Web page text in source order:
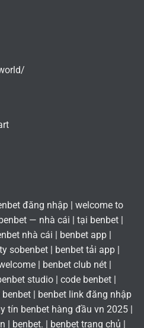
đăng nhập | welcome to
— nhà cái | tại benbet |
nhà cái | benbet app |
sobenbet | benbet tải app |
| benbet club nét |
studio | code benbet |
| benbet link đăng nhập
tín benbet hàng đầu vn 2025 |
benbet. | benbet trang chủ |